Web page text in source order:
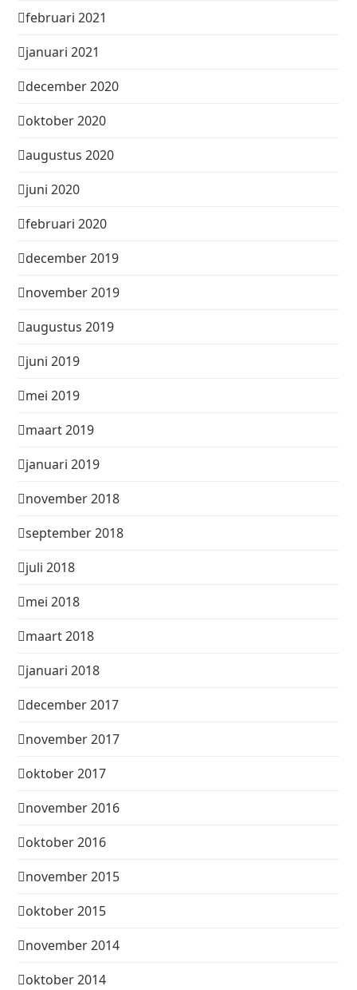
februari 2021
januari 2021
december 2020
oktober 2020
augustus 2020
juni 2020
februari 2020
december 2019
november 2019
augustus 2019
juni 2019
mei 2019
maart 2019
januari 2019
november 2018
september 2018
juli 2018
mei 2018
maart 2018
januari 2018
december 2017
november 2017
oktober 2017
november 2016
oktober 2016
november 2015
oktober 2015
november 2014
oktober 2014